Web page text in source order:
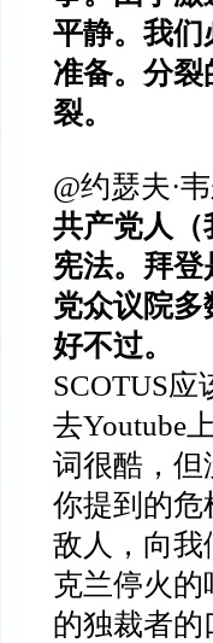
平静。我们
准备。分裂
裂。
@约瑟夫·
共产党人（
宪法。拜
党众议院
好不过。
SCOTUS应
去Youtube
词很酷，但
你提到的危
敌人，向我
克兰停火
的独裁者的